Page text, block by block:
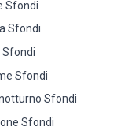
Sfondi
Sfondi
Sfondi
Sfondi
Sfondi
Sfondi